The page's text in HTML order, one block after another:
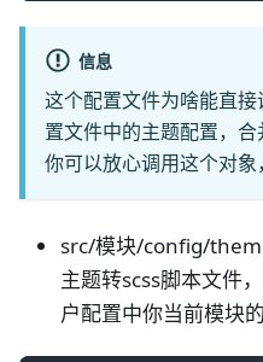
信息
这个配置文件为啥能直
置文件中的主题配置，合
你可以放心调用这个对
src/模块/config/
主题转scss脚本文件
户配置中你当前模块